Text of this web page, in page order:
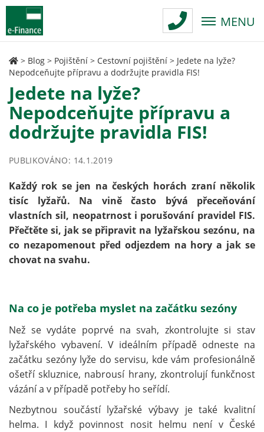
MENU
> Blog > Pojištění > Cestovní pojištění > Jedete na lyže?
Nepodceňujte přípravu a dodržujte pravidla FIS!
Jedete na lyže?
Nepodceňujte přípravu a
dodržujte pravidla FIS!
PUBLIKOVÁNO: 14.1.2019
Každý rok se jen na českých horách zraní několik
tisíc lyžařů. Na vině často bývá přeceňování
vlastních sil, neopatrnost i porušování pravidel FIS.
Přečtěte si, jak se připravit na lyžařskou sezónu, na
co nezapomenout před odjezdem na hory a jak se
chovat na svahu.
Na co je potřeba myslet na začátku sezóny
Než se vydáte poprvé na svah, zkontrolujte si stav
lyžařského vybavení. V ideálním případě odneste na
začátku sezóny lyže do servisu, kde vám profesionálně
ošetří skluznice, nabrousí hrany, zkontrolují funkčnost
vázání a v případě potřeby ho seřídí.
Nezbytnou součástí lyžařské výbavy je také kvalitní
helma. I když povinnost nosit helmu není v České